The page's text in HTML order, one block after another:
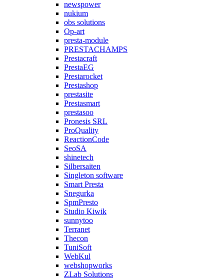
newspower
nukium
obs solutions
Op-art
presta-module
PRESTACHAMPS
Prestacraft
PrestaEG
Prestarocket
Prestashop
prestasite
Prestasmart
prestasoo
Pronesis SRL
ProQuality
ReactionCode
SeoSA
shinetech
Silbersaiten
Singleton software
Smart Presta
Snegurka
SpmPresto
Studio Kiwik
sunnytoo
Terranet
Thecon
TuniSoft
WebKul
webshopworks
ZLab Solutions